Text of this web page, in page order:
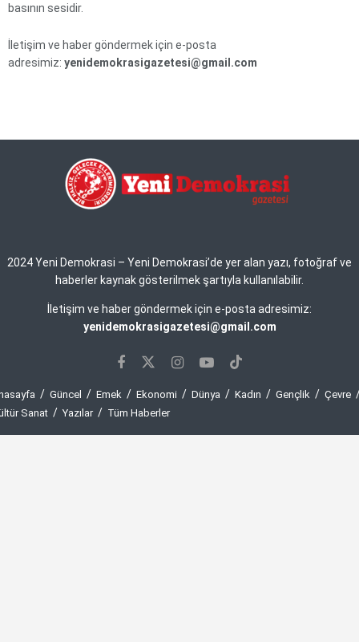
basının sesidir.
İletişim ve haber göndermek için e-posta
adresimiz: yenidemokrasigazetesi@gmail.com
2024 Yeni Demokrasi – Yeni Demokrasi’de yer alan yazı, fotoğraf ve
haberler kaynak gösterilmek şartıyla kullanılabilir.
İletişim ve haber göndermek için e-posta adresimiz:
yenidemokrasigazetesi@gmail.com
Güncel Emek Ekonomi Dünya Kadın Gençlik
Çevre
Sanat
Yazılar Tüm Haberler